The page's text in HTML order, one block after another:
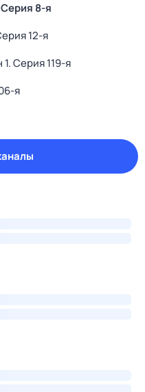
8-я
12-я
1. Серия 119-я
я